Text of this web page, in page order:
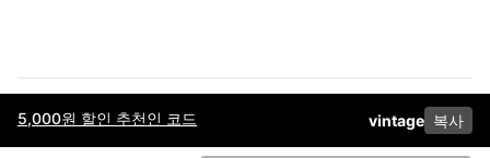
5,000원 할인 추천인 코드 vintage 복사
이용약관고객센터판매개인정보 처리방침사업자 정보다운로드